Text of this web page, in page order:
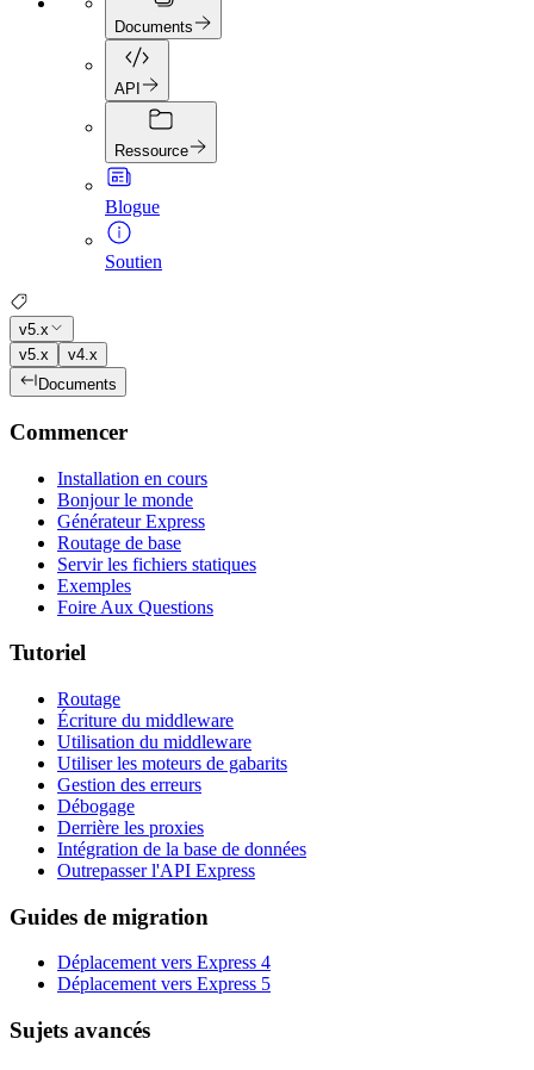
Documents
API
Ressource
Blogue
Soutien
v5.x
v5.x
v4.x
Documents
Commencer
Installation en cours
Bonjour le monde
Générateur Express
Routage de base
Servir les fichiers statiques
Exemples
Foire Aux Questions
Tutoriel
Routage
Écriture du middleware
Utilisation du middleware
Utiliser les moteurs de gabarits
Gestion des erreurs
Débogage
Derrière les proxies
Intégration de la base de données
Outrepasser l'API Express
Guides de migration
Déplacement vers Express 4
Déplacement vers Express 5
Sujets avancés